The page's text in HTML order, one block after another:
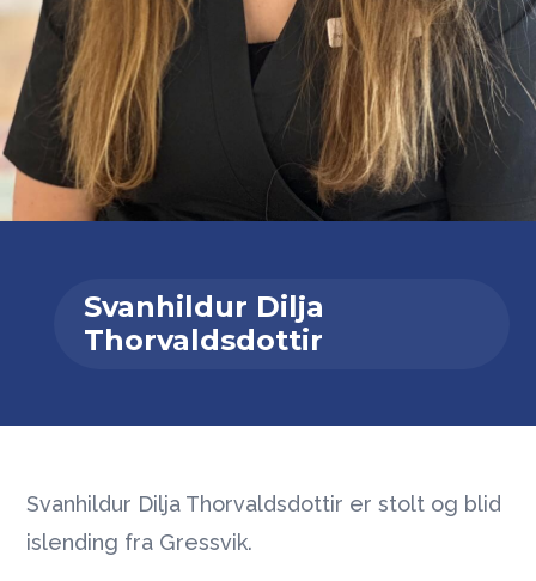
Svanhildur Dilja
Thorvaldsdottir
Svanhildur Dilja Thorvaldsdottir er stolt og blid
islending fra Gressvik.